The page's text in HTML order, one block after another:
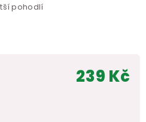
pohodlí
239 Kč